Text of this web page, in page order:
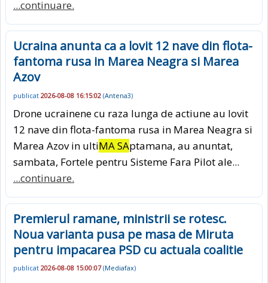
...continuare.
Ucraina anunta ca a lovit 12 nave din flota-
fantoma rusa in Marea Neagra si Marea
Azov
publicat 2026-08-08 16:15:02 (Antena3)
Drone ucrainene cu raza lunga de actiune au lovit
12 nave din flota-fantoma rusa in Marea Neagra si
Marea Azov in ultiMA SAptamana, au anuntat,
sambata, Fortele pentru Sisteme Fara Pilot ale...
...continuare.
Premierul ramane, ministrii se rotesc.
Noua varianta pusa pe masa de Miruta
pentru impacarea PSD cu actuala coalitie
publicat 2026-08-08 15:00:07(Mediafax)